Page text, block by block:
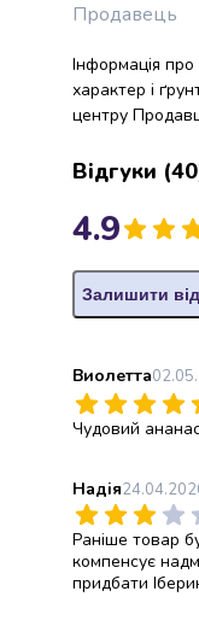
Крупи
Рис
Продавець
Інформація
характер і
центру
Відгуки (40
4.9
Залишити
Виолетта
Чудовий
Надія
Раніше товар
компенсує
придбати